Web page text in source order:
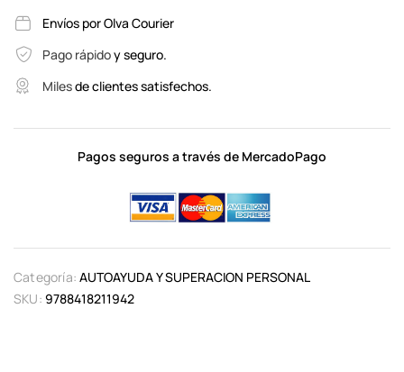
Envíos por Olva Courier
Pago rápidoy seguro.
Milesde clientes satisfechos.
Pagos seguros a través de MercadoPago
Categoría: AUTOAYUDA Y SUPERACION PERSONAL
SKU: 9788418211942